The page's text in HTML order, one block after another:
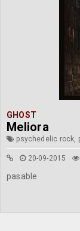
GHOST
Meliora
psychedelic rock,
20-09-2015
pasable